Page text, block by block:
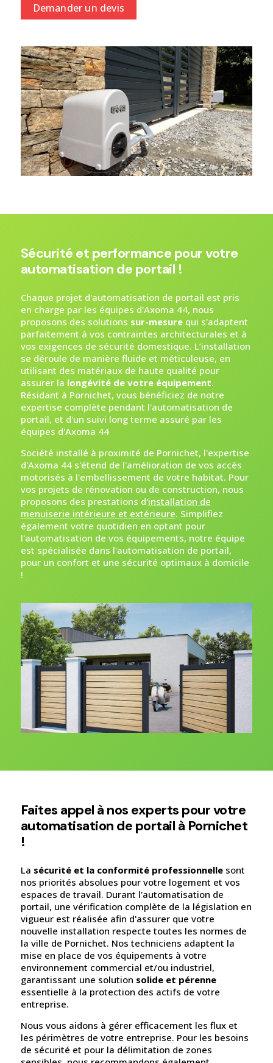
Demander un devis
Sécurité et performance pour votre
automatisation de portail !
Chaque projet d'automatisation de portail est pris
en charge par les équipes d'Axoma 44, nous
proposons des solutions sur-mesurequi s'adaptent
parfaitement à vos contraintes architecturales et à
vos exigences de sécurité domestique. L’installation
se déroule de manière fluide et méticuleuse, en
utilisant des matériaux de haute qualité pour
assurer la longévité de votre équipement.
Résidant à Pornichet, vous bénéficiez de notre
expertise complète pendant l'automatisation de
portail, et d'un suivi long terme assuré par les
équipes d'Axoma 44
Société installé à proximité de Pornichet, l'expertise
d'Axoma 44 s'étend de l'amélioration de vos accès
motorisés à l'embellissement de votre habitat. Pour
vos projets de rénovation ou de construction, nous
proposons des prestations d'installation de
menuiserie intérieure et extérieure. Simplifiez
également votre quotidien en optant pour
l'automatisation de vos équipements, notre équipe
est spécialisée dans l'automatisation de portail,
pour un confort et une sécurité optimaux à domicile
!
Faites appel à nos experts pour votre
automatisation de portail à Pornichet
!
La sécurité et la conformité professionnellesont
nos priorités absolues pour votre logement et vos
espaces de travail. Durant l'automatisation de
portail, une vérification complète de la législation en
vigueur est réalisée afin d'assurer que votre
nouvelle installation respecte toutes les normes de
la ville de Pornichet. Nos techniciens adaptent la
mise en place de vos équipements à votre
environnement commercial et/ou industriel,
garantissant une solution solide et pérenne
essentielle à la protection des actifs de votre
entreprise.
Nous vous aidons à gérer efficacement les flux et
les périmètres de votre entreprise. Pour les besoins
de sécurité et pour la délimitation de zones